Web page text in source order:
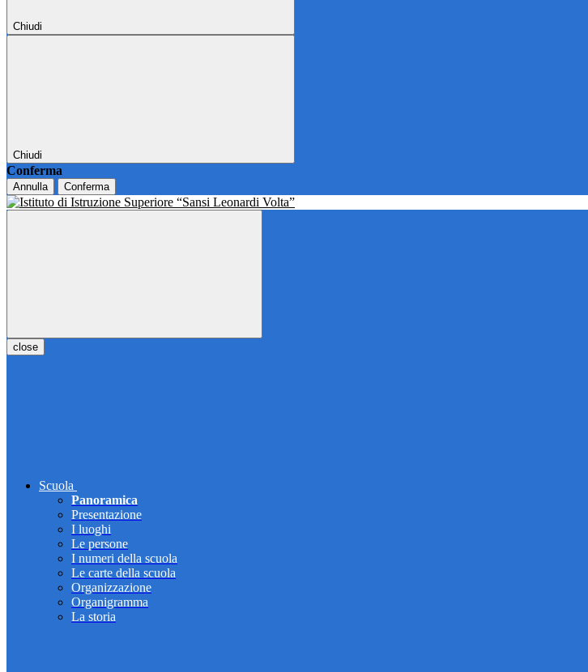
Chiudi
Chiudi
Conferma
Annulla Conferma
close
Scuola
Panoramica
Presentazione
I luoghi
Le persone
I numeri della scuola
Le carte della scuola
Organizzazione
Organigramma
La storia